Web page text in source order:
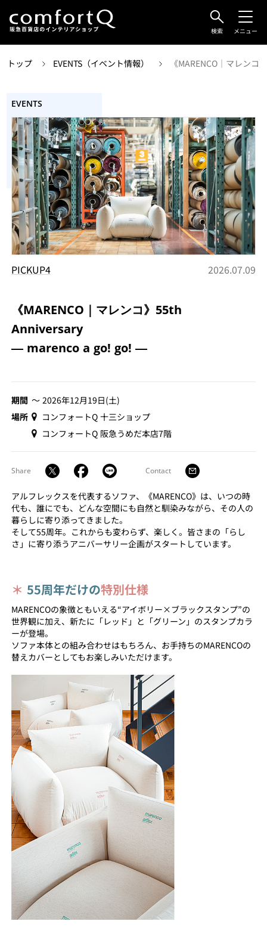
検索 メニュー
トップ EVENTS（イベント情報） 《MARENCO｜マレン
EVENTS
PICKUP4 2026.07.09
《MARENCO｜マレンコ》55th
Anniversary
― marenco a go! go! ―
期間 〜 2026年12月19日(土)
場所
コンフォートQ 十三ショップ
コンフォートQ 阪急うめだ本店7階
Share Contact
アルフレックスを代表するソファ、《MARENCO》は、いつの時
代も、誰にでも、どんな空間にも自然と馴染みながら、その人の
暮らしに寄り添ってきました。
そして55周年。これからも変わらず、楽しく。皆さまの「らし
さ」に寄り添うアニバーサリー企画がスタートしています。
＊ 55周年だけの特別仕様
MARENCOの象徴ともいえる“アイボリー×ブラックスタンプ”の
世界観に加え、新たに「レッド」と「グリーン」のスタンプカラ
ーが登場。
ソファ本体との組み合わせはもちろん、お手持ちのMARENCOの
替えカバーとしてもお楽しみいただけます。